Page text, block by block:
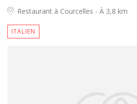
Restaurant à Courcelles - À 3,8 km
ITALIEN